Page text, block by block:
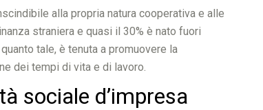
alla propria natura cooperativa e alle
straniera e quasi il 30% è nato fuori
tale, è tenuta a promuovere la
dei tempi di vita e di lavoro.
sociale d’impresa